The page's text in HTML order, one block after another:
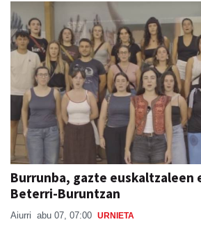
Burrunba, gazte euskaltzaleen
Beterri-Buruntzan
Aiurri abu 07, 07:00 URNIETA